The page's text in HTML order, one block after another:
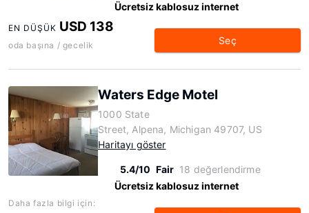
Ücretsiz kablosuz internet
EN DÜŞÜK USD 138
oda başına / gecelik Seç
Waters Edge Motel
1000 State
Street, Alpena, Michigan 49707, US
Haritayı göster
5.4/10 Fair 18 değerlendirme
Ücretsiz kablosuz internet
Daha fazla bilgi için: